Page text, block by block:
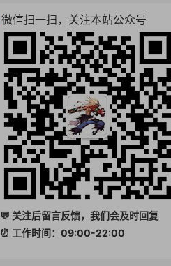
微信扫一扫，关注本站公众号
💬 关注后留言反馈，我们会及时回复
⏰ 工作时间：09:00-22:00